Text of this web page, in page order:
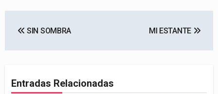
de SIN SOMBRA MI ESTANTE
Entradas Relacionadas